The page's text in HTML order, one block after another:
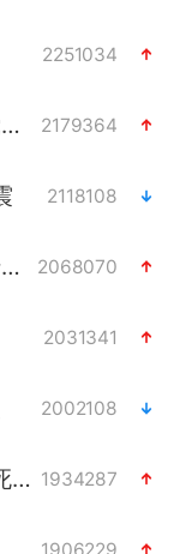
2251034
视频丨中国东方电气集团原党组副书记、董事宋致远被查 2179364
2118108
台风白海豚闭眼浙江上海处于危险半圆 2068070
2031341
2002108
中国父女泰国骑摩托车坠崖1死1伤 1934287